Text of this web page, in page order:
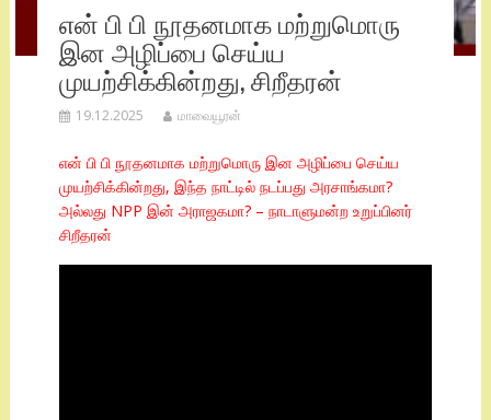
என் பி பி நூதனமாக மற்றுமொரு
இன அழிப்பை செய்ய
முயற்சிக்கின்றது, சிறீதரன்
19.12.2025 மாவையூரன்
என் பி பி நூதனமாக மற்றுமொரு இன அழிப்பை செய்ய
முயற்சிக்கின்றது, இந்த நாட்டில் நடப்பது அரசாங்கமா?
அல்லது NPP இன் அராஜகமா? – நாடாளுமன்ற உறுப்பினர்
சிறீதரன்